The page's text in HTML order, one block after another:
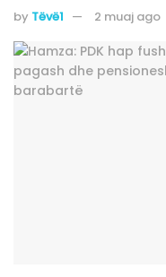
by Tëvë1 2 muaj ago